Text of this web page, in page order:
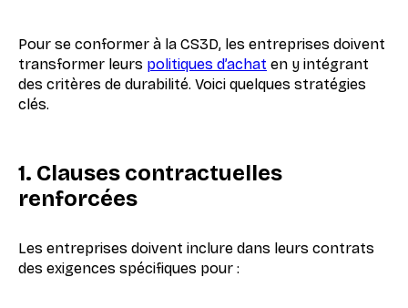
Pour se conformer à la CS3D, les entreprises doivent
transformer leurs politiques d’achat en y intégrant
des critères de durabilité. Voici quelques stratégies
clés.
1. Clauses contractuelles
renforcées
Les entreprises doivent inclure dans leurs contrats
des exigences spécifiques pour :